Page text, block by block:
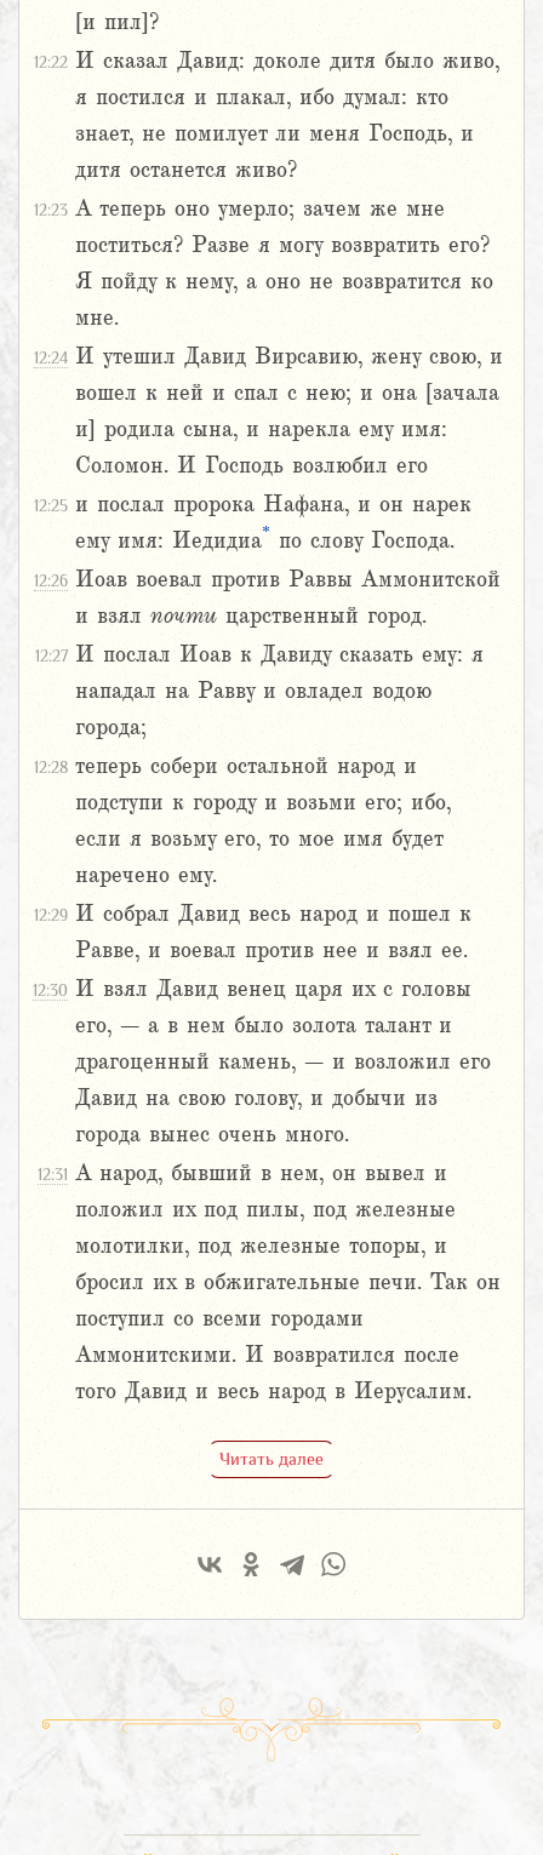
[и пил]?
12:22 И сказал Давид: доколе дитя было живо,
я постился и плакал, ибо думал: кто
знает, не помилует ли меня Господь, и
дитя останется живо?
12:23 А теперь оно умерло; зачем же мне
поститься? Разве я могу возвратить его?
Я пойду к нему, а оно не возвратится ко
мне.
12:24 И утешил Давид Вирсавию, жену свою, и
вошел к ней и спал с нею; и она [зачала
и] родила сына, и нарекла ему имя:
Соломон. И Господь возлюбил его
12:25 и послал пророка Нафана, и он нарек
ему имя: Иедидиа* по слову Господа.
12:26 Иоав воевал против Раввы Аммонитской
и взял почти царственный город.
12:27 И послал Иоав к Давиду сказать ему: я
нападал на Равву и овладел водою
города;
12:28 теперь собери остальной народ и
подступи к городу и возьми его; ибо,
если я возьму его, то мое имя будет
наречено ему.
12:29 И собрал Давид весь народ и пошел к
Равве, и воевал против нее и взял ее.
12:30 И взял Давид венец царя их с головы
его, – а в нем было золота талант и
драгоценный камень, – и возложил его
Давид на свою голову, и добычи из
города вынес очень много.
12:31 А народ, бывший в нем, он вывел и
положил их под пилы, под железные
молотилки, под железные топоры, и
бросил их в обжигательные печи. Так он
поступил со всеми городами
Аммонитскими. И возвратился после
того Давид и весь народ в Иерусалим.
Читать далее